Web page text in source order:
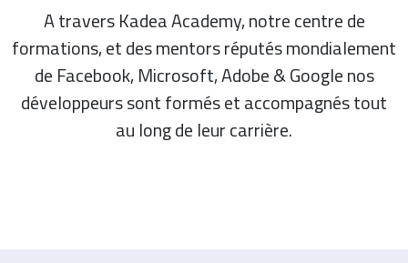
A travers Kadea Academy, notre centre de
formations, et des mentors réputés mondialement
de Facebook, Microsoft, Adobe & Google nos
développeurs sont formés et accompagnés tout
au long de leur carrière.